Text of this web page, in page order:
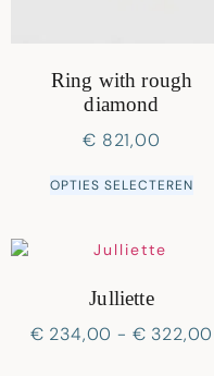
Ring with rough
diamond
€ 821,00
OPTIES SELECTEREN
Julliette
€ 234,00 - € 322,00